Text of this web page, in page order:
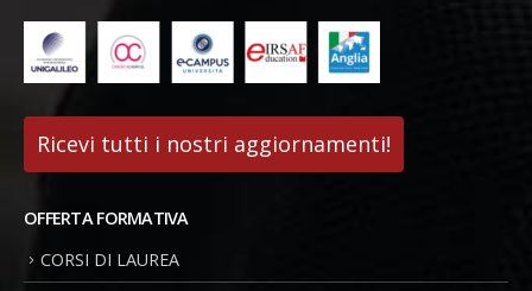
Ricevi tutti i nostri aggiornamenti!
OFFERTA FORMATIVA
CORSI DI LAUREA